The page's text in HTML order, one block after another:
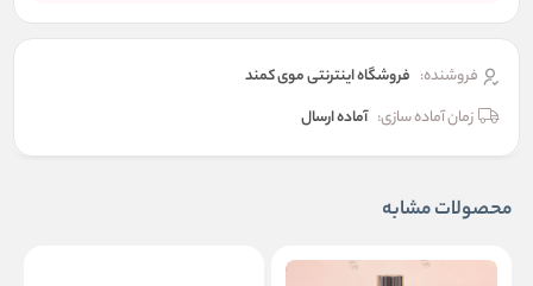
فروشنده: فروشگاه اینترنتی موی کمند
زمان آماده سازی: آماده ارسال
محصولات مشابه